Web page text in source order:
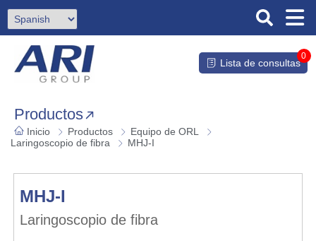
Lista de consultas
0
Productos
Inicio Productos
Equipo de ORL
Laringoscopio de fibra
MHJ-I
MHJ-I
Laringoscopio de fibra